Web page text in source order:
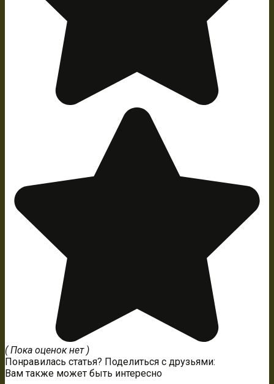
( Пока оценок нет )
Понравилась статья? Поделиться с друзьями:
Вам также может быть интересно